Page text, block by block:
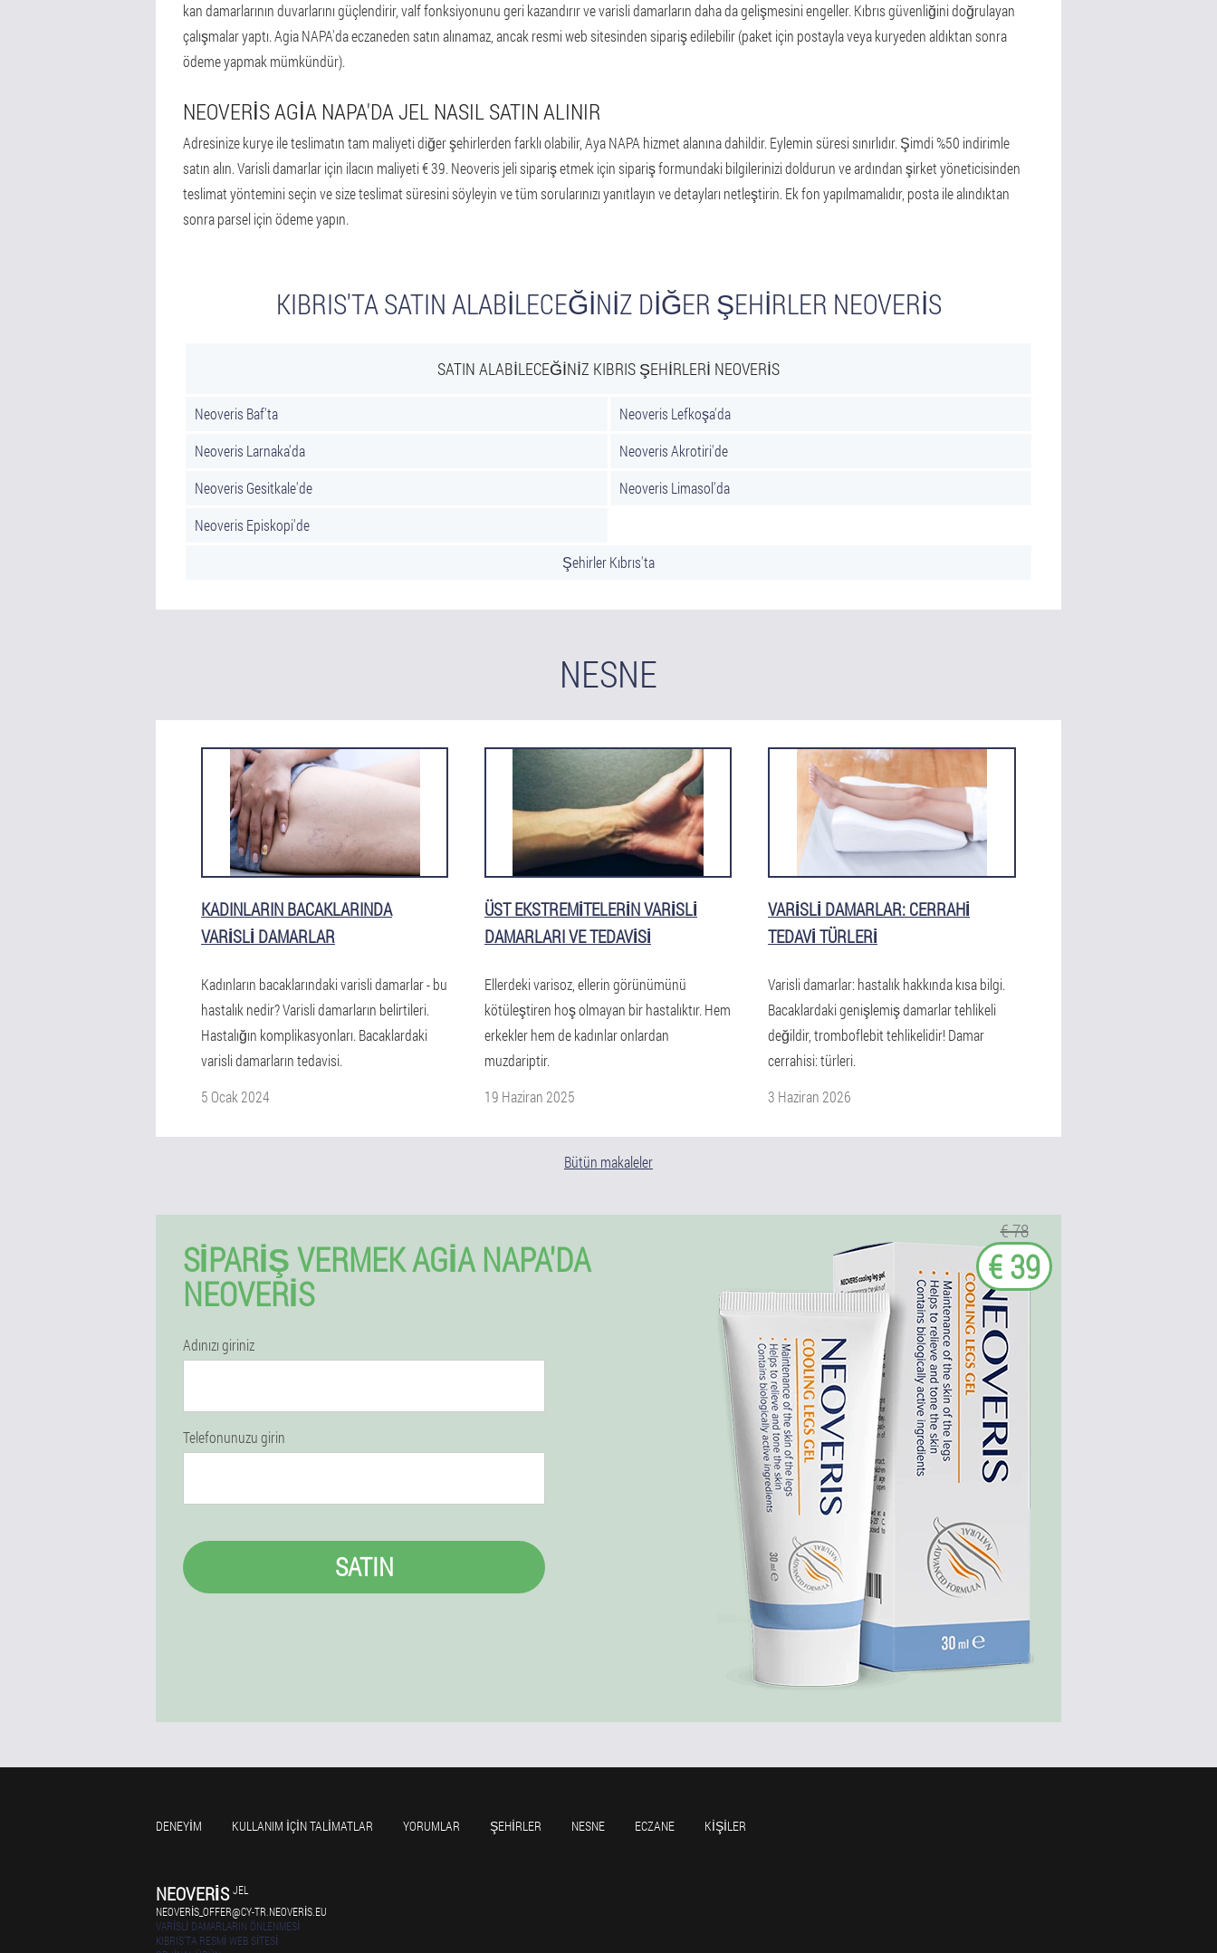
kan damarlarının duvarlarını güçlendirir, valf fonksiyonunu geri kazandırır ve varisli damarların daha da gelişmesini engeller. Kıbrıs güvenliğini doğrulayan
çalışmalar yaptı. Agia NAPA'da eczaneden satın alınamaz, ancak resmi web sitesinden sipariş edilebilir (paket için postayla veya kuryeden aldıktan sonra
ödeme yapmak mümkündür).
NEOVERIS AGIA NAPA'DA JEL NASIL SATIN ALINIR
Adresinize kurye ile teslimatın tam maliyeti diğer şehirlerden farklı olabilir, Aya NAPA hizmet alanına dahildir. Eylemin süresi sınırlıdır. Şimdi %50 indirimle
satın alın. Varisli damarlar için ilacın maliyeti € 39. Neoveris jeli sipariş etmek için sipariş formundaki bilgilerinizi doldurun ve ardından şirket yöneticisinden
teslimat yöntemini seçin ve size teslimat süresini söyleyin ve tüm sorularınızı yanıtlayın ve detayları netleştirin. Ek fon yapılmamalıdır, posta ile alındıktan
sonra parsel için ödeme yapın.
KIBRIS'TA SATIN ALABILECEĞINIZ DIĞER ŞEHIRLER NEOVERIS
SATIN ALABILECEĞINIZ KIBRIS ŞEHIRLERI NEOVERIS
Neoveris Baf'ta
Neoveris Lefkoşa'da
Neoveris Larnaka'da
Neoveris Akrotiri'de
Neoveris Gesitkale'de
Neoveris Limasol'da
Neoveris Episkopi'de
Şehirler Kıbrıs'ta
NESNE
KADINLARIN BACAKLARINDA
VARISLI DAMARLAR
Kadınların bacaklarındaki varisli damarlar - bu
hastalık nedir? Varisli damarların belirtileri.
Hastalığın komplikasyonları. Bacaklardaki
varisli damarların tedavisi.
5 Ocak 2024
ÜST EKSTREMITELERIN VARISLI
DAMARLARI VE TEDAVISI
Ellerdeki varisoz, ellerin görünümünü
kötüleştiren hoş olmayan bir hastalıktır. Hem
erkekler hem de kadınlar onlardan
muzdariptir.
19 Haziran 2025
VARISLI DAMARLAR: CERRAHI
TEDAVI TÜRLERI
Varisli damarlar: hastalık hakkında kısa bilgi.
Bacaklardaki genişlemiş damarlar tehlikeli
değildir, tromboflebit tehlikelidir! Damar
cerrahisi: türleri.
3 Haziran 2026
Bütün makaleler
SIPARIŞ VERMEK AGIA NAPA'DA
NEOVERIS
Adınızı giriniz
Telefonunuzu girin
SATIN
€ 78
€ 39
DENEYIM KULLANIM IÇIN TALIMATLAR YORUMLAR ŞEHIRLER NESNE ECZANE KIŞILER
NEOVERIS JEL
NEOVERIS_OFFER@CY-TR.NEOVERIS.EU
VARISLI DAMARLARIN ÖNLENMESI
KIBRIS'TA RESMI WEB SITESI